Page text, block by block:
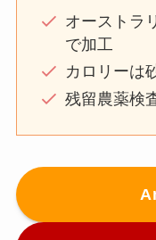
オーストラ
で加工
カロリーは
残留農薬検